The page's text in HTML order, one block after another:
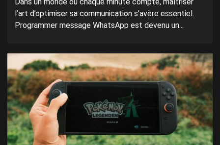
l’art d’optimiser sa communication s’avère essentiel.
Programmer message WhatsApp est devenu un...